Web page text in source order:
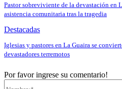
Pastor sobreviviente de la devastación en
asistencia comunitaria tras la tragedia
Destacadas
Iglesias y pastores en La Guaira se
devastadores terremotos
Por favor ingrese su comentario!